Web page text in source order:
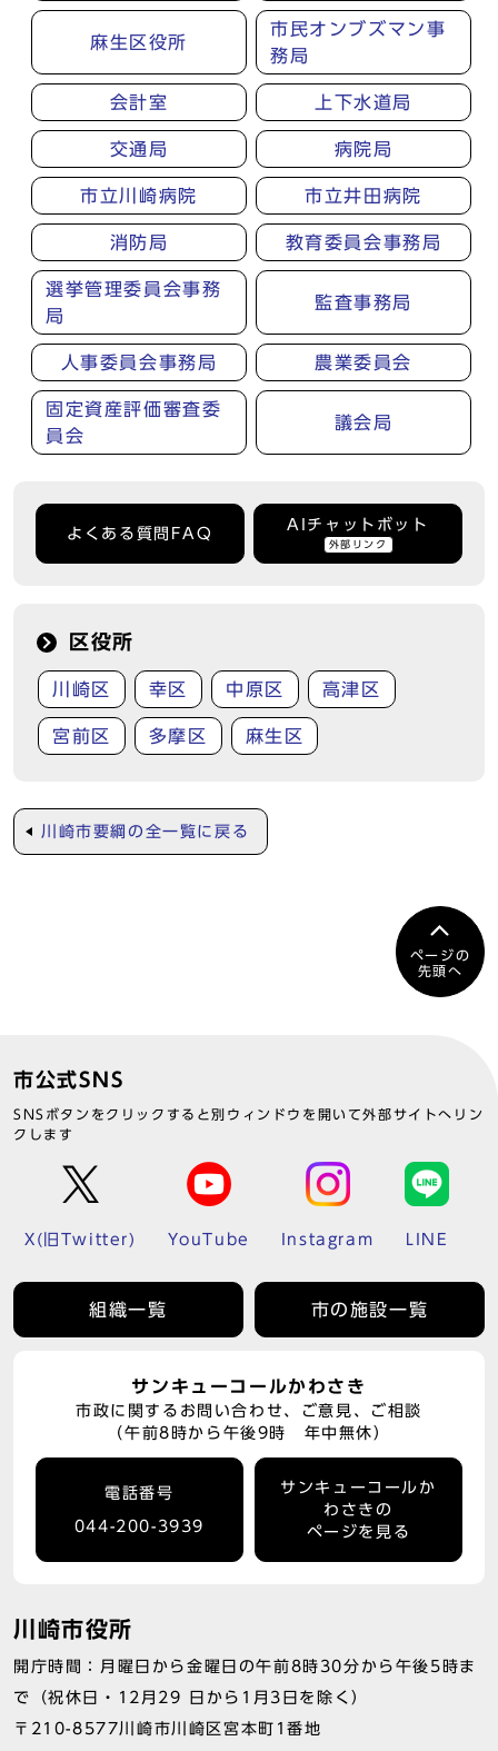
麻生区役所
市民オンブズマン事
務局
会計室 上下水道局
交通局 病院局
市立川崎病院 市立井田病院
消防局 教育委員会事務局
選挙管理委員会事務
局
監査事務局
人事委員会事務局 農業委員会
固定資産評価審査委
員会
議会局
よくある質問FAQ
AIチャットボット
外部リンク
区役所
川崎区 幸区 中原区 高津区
宮前区 多摩区 麻生区
川崎市要綱の全一覧に戻る
ページの
先頭へ
市公式SNS
SNSボタンをクリックすると別ウィンドウを開いて外部サイトへリン
クします
X(旧Twitter) YouTube Instagram LINE
組織一覧 市の施設一覧
サンキューコールかわさき
市政に関するお問い合わせ、ご意見、ご相談
（午前8時から午後9時 年中無休）
電話番号
044-200-3939
サンキューコールか
わさきの
ページを見る
川崎市役所
開庁時間：月曜日から金曜日の午前8時30分から午後5時ま
で（祝休日・12月29 日から1月3日を除く）
〒210-8577川崎市川崎区宮本町1番地